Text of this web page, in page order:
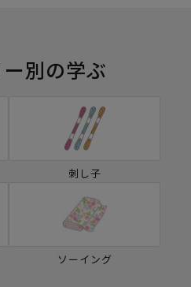
別の学ぶ
刺し子
ソーイング